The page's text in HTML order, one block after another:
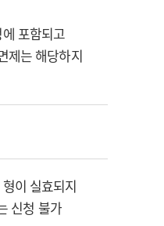
포함되고
제는 해당하지
이 실효되지
신청 불가